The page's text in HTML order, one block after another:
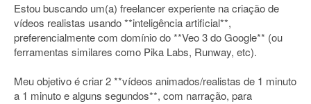
Estou buscando um(a) freelancer experiente na criação de
vídeos realistas usando **inteligência artificial**,
preferencialmente com domínio do **Veo 3 do Google** (ou
ferramentas similares como Pika Labs, Runway, etc).
Meu objetivo é criar 2 **vídeos animados/realistas de 1 minuto
a 1 minuto e alguns segundos**, com narração, para